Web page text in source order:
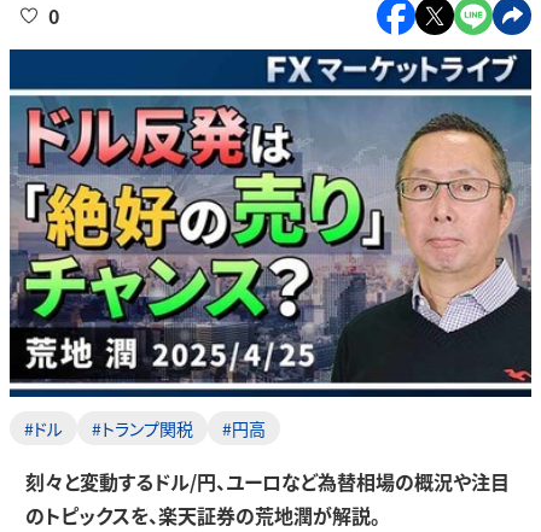
0
#ドル #トランプ関税 #円高
刻々と変動するドル/円、ユーロなど為替相場の概況や注目
のトピックスを、楽天証券の荒地潤が解説。